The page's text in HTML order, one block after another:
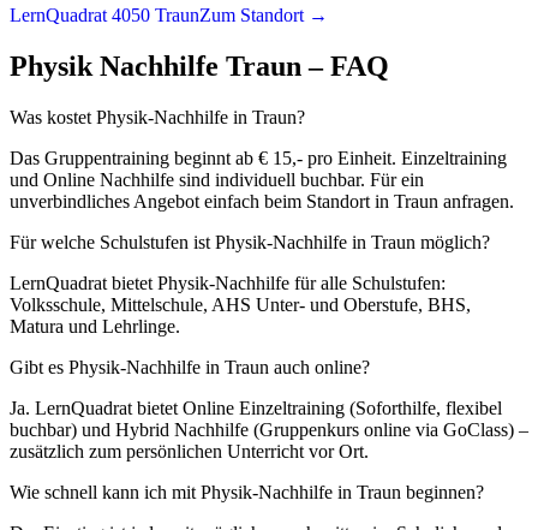
LernQuadrat 4050 TraunZum Standort →
Physik Nachhilfe Traun – FAQ
Was kostet Physik-Nachhilfe in Traun?
Das Gruppentraining beginnt ab € 15,- pro Einheit. Einzeltraining
und Online Nachhilfe sind individuell buchbar. Für ein
unverbindliches Angebot einfach beim Standort in Traun anfragen.
Für welche Schulstufen ist Physik-Nachhilfe in Traun möglich?
LernQuadrat bietet Physik-Nachhilfe für alle Schulstufen:
Volksschule, Mittelschule, AHS Unter- und Oberstufe, BHS,
Matura und Lehrlinge.
Gibt es Physik-Nachhilfe in Traun auch online?
Ja. LernQuadrat bietet Online Einzeltraining (Soforthilfe, flexibel
buchbar) und Hybrid Nachhilfe (Gruppenkurs online via GoClass) –
zusätzlich zum persönlichen Unterricht vor Ort.
Wie schnell kann ich mit Physik-Nachhilfe in Traun beginnen?